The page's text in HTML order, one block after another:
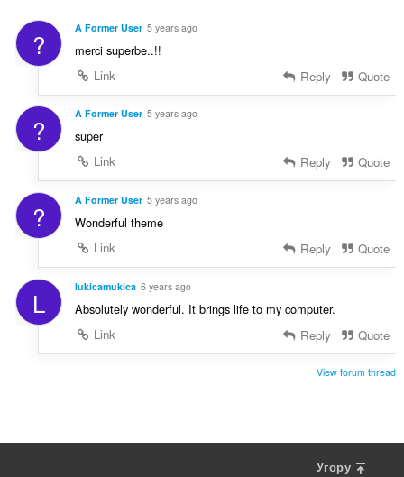
? A Former User 5 years ago
merci superbe..!!
Link
Reply Quote
? A Former User 5 years ago
super
Link
Reply Quote
? A Former User 5 years ago
Wonderful theme
Link
Reply Quote
L lukicamukica 6 years ago
Absolutely wonderful. It brings life to my computer.
Link
Reply Quote
View forum thread
Угору